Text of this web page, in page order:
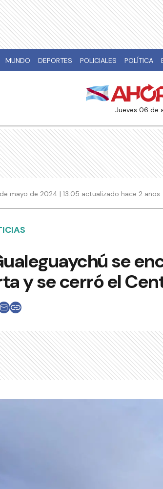
MUNDO DEPORTES POLICIALES POLÍTICA
jueves 06 de
mayo de 2024 | 13:05 actualizado hace 2 años
se
y se cerró el